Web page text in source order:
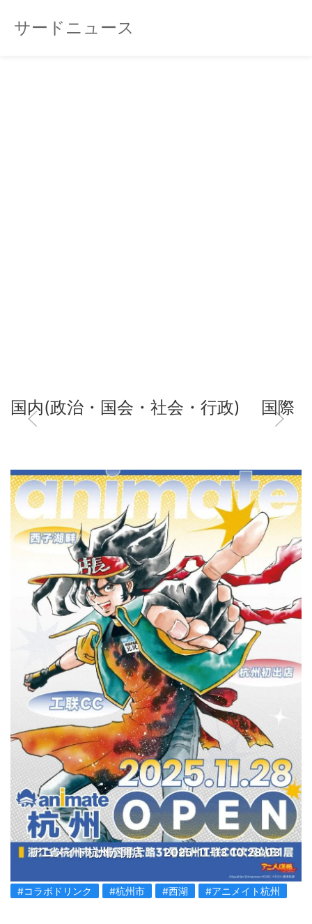
サードニュース
国内(政治・国会・社会・行政) 国際
アニメイト杭州が開店 2025-11-13 10:28:03
#コラボドリンク #杭州市 #西湖 #アニメイト杭州